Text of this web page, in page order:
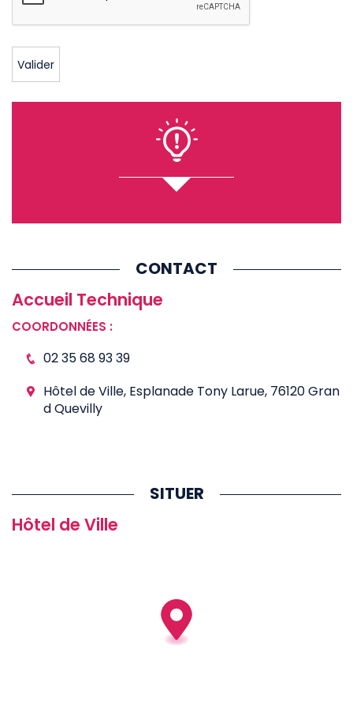
CONTACT
Accueil Technique
COORDONNÉES :
02 35 68 93 39
Hôtel de Ville, Esplanade Tony Larue, 76120 Gran
d Quevilly
SITUER
Hôtel de Ville